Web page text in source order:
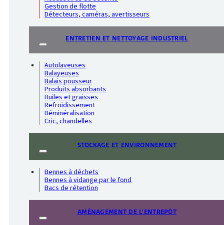
Gestion de flotte
Détecteurs, caméras, avertisseurs
ENTRETIEN ET NETTOYAGE INDUSTRIEL
Autolaveuses
Balayeuses
Balais pousseur
Produits absorbants
Huiles et graisses
Refroidissement
Déminéralisation
Cric, chandelles
STOCKAGE ET ENVIRONNEMENT
Bennes à déchets
Bennes à vidange par le fond
Bacs de rétention
AMÉNAGEMENT DE L'ENTREPÔT